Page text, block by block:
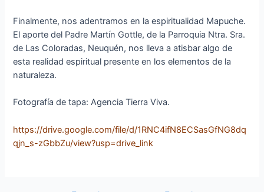
Finalmente, nos adentramos en la espiritualidad Mapuche.
El aporte del Padre Martín Gottle, de la Parroquia Ntra. Sra.
de Las Coloradas, Neuquén, nos lleva a atisbar algo de
esta realidad espiritual presente en los elementos de la
naturaleza.
Fotografía de tapa: Agencia Tierra Viva.
https://drive.google.com/file/d/1RNC4ifN8ECSasGfNG8dq
qjn_s-zGbbZu/view?usp=drive_link